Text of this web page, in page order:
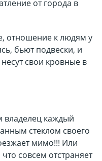
от города в
отношение к людям у
бьют подвески, и
свои кровные в
владелец каждый
стеклом своего
мимо!!! Или
совсем отстраняет